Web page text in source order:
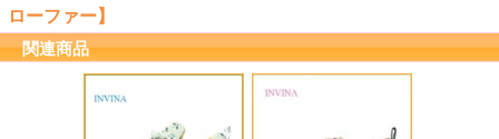
ローファー】
関連商品